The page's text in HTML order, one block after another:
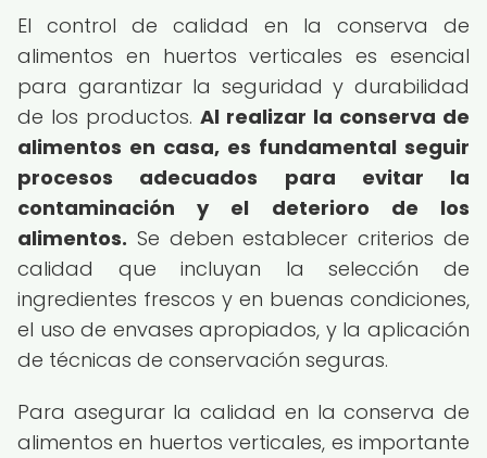
El control de calidad en la conserva de
alimentos en huertos verticales es esencial
para garantizar la seguridad y durabilidad
de los productos. Al realizar la conserva de
alimentos en casa, es fundamental seguir
procesos adecuados para evitar la
contaminación y el deterioro de los
alimentos. Se deben establecer criterios de
calidad que incluyan la selección de
ingredientes frescos y en buenas condiciones,
el uso de envases apropiados, y la aplicación
de técnicas de conservación seguras.
Para asegurar la calidad en la conserva de
alimentos en huertos verticales, es importante